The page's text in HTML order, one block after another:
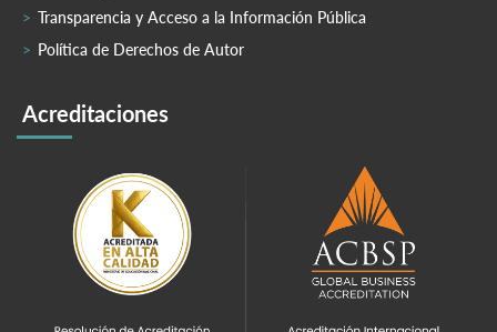
Transparencia y Acceso a la Información Pública
Política de Derechos de Autor
Acreditaciones